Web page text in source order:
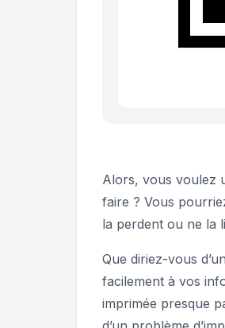
Alors, vous voulez
faire ? Vous
la perdent ou ne la
Que diriez-vous
facilement à vos
imprimée presque